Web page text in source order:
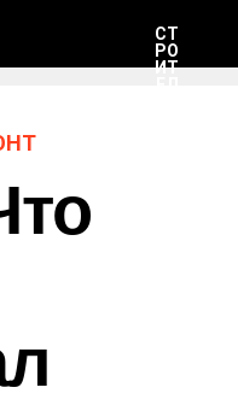
СТ
РО
ИТ